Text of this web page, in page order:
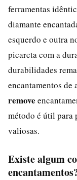
ferramentas
diamante
esquerdo e outra
picareta com a
durabilidades
encantamentos de
remove
método é útil para
valiosas.
Existe algum